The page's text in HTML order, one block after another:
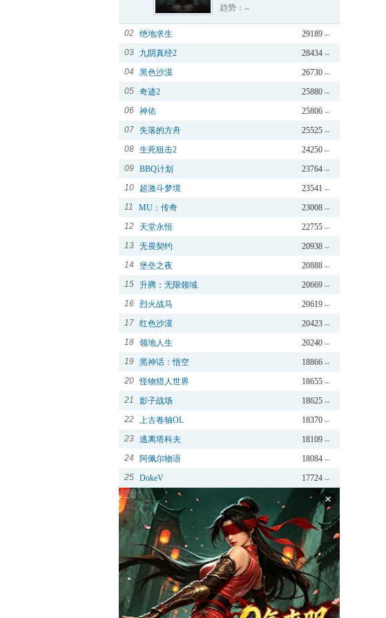
趋势：
02 29189
绝地求生
03
28434
九阴真经2
04
26730
黑色沙漠
05
25880
奇迹2
06
25806
神佑
07
25525
失落的方舟
08
24250
生死狙击2
09
23764
BBQ计划
10
23541
超激斗梦境
11
23008
MU：传奇
12
22755
天堂永恒
13
20938
无畏契约
14
20888
堡垒之夜
15
20669
升腾：无限领域
16
20619
烈火战马
17
20423
红色沙漠
18
20240
领地人生
19
18866
黑神话：悟空
20
18655
怪物猎人世界
21
18625
影子战场
22
18370
上古卷轴OL
23
18109
逃离塔科夫
24
18084
阿佩尔物语
25
17724
DokeV
×